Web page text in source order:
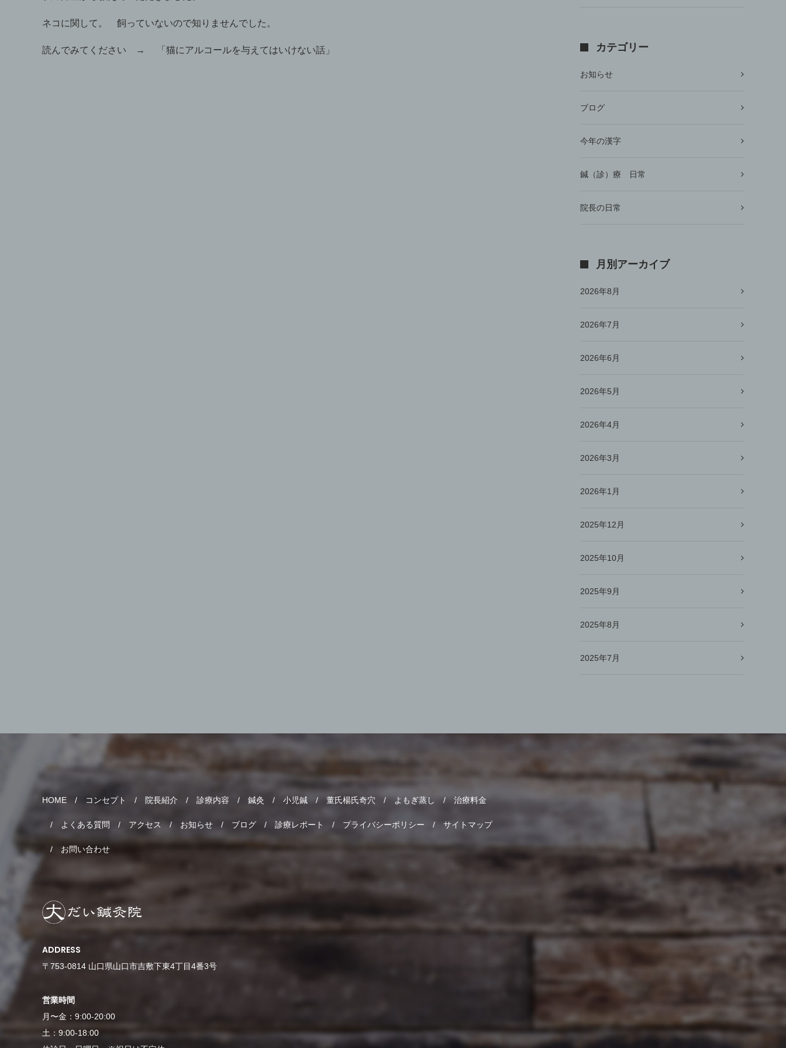
ネコに関して。 飼っていないので知りませんでした。
読んでみてください → 「猫にアルコールを与えてはいけない話」 カテゴリー
お知らせ
ブログ
今年の漢字
鍼（診）療 日常
院長の日常
月別アーカイブ
2026年8月
2026年7月
2026年6月
2026年5月
2026年4月
2026年3月
2026年1月
2025年12月
2025年10月
2025年9月
2025年8月
2025年7月
HOME コンセプト 院長紹介 診療内容 鍼灸 小児鍼 董氏楊氏奇穴 よもぎ蒸し 治療料金
よくある質問 アクセス お知らせ ブログ 診療レポート プライバシーポリシー サイトマップ
お問い合わせ
ADDRESS
〒753-0814 山口県山口市吉敷下東4丁目4番3号
営業時間
月〜金：9:00-20:00
土：9:00-18:00